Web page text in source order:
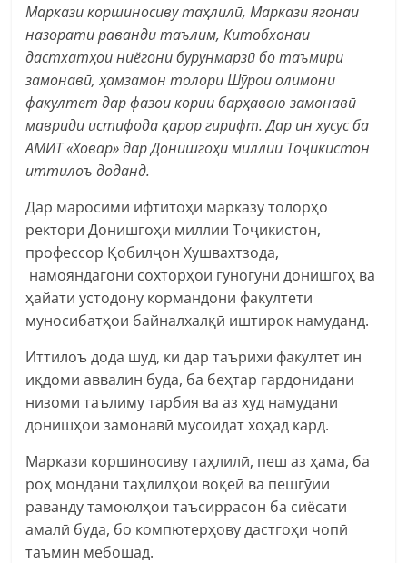
Маркази коршиносиву таҳлилӣ, Маркази ягонаи
назорати раванди таълим, Китобхонаи
дастхатҳои ниёгони бурунмарзӣ бо таъмири
замонавӣ, ҳамзамон толори Шӯрои олимони
факултет дар фазои кории барҳавою замонавӣ
мавриди истифода қарор гирифт.Дар ин хусус ба
АМИТ «Ховар» дар Донишгоҳи миллии Тоҷикистон
иттилоъ доданд.
Дар маросими ифтитоҳи марказу толорҳо
ректори Донишгоҳи миллии Тоҷикистон,
профессор Қобилҷон Хушвахтзода,
намояндагони сохторҳои гуногуни донишгоҳ ва
ҳайати устодону кормандони факултети
муносибатҳои байналхалқӣ иштирок намуданд.
Иттилоъ дода шуд, ки дар таърихи факултет ин
иқдоми аввалин буда, ба беҳтар гардонидани
низоми таълиму тарбия ва аз худ намудани
донишҳои замонавӣ мусоидат хоҳад кард.
Маркази коршиносиву таҳлилӣ, пеш аз ҳама, ба
роҳ мондани таҳлилҳои воқеӣ ва пешгӯии
раванду тамоюлҳои таъсиррасон ба сиёсати
амалӣ буда, бо компютерҳову дастгоҳи чопӣ
таъмин мебошад.